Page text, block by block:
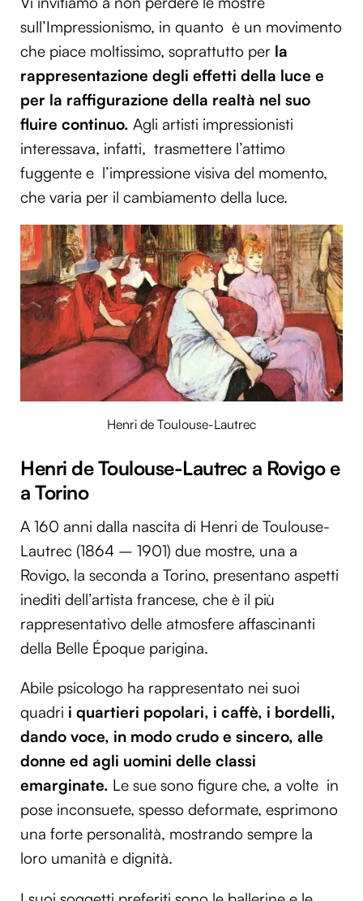
sull’Impressionismo, in quanto è un movimento
che piace moltissimo, soprattutto per la
rappresentazione degli effetti della luce e
per la raffigurazione della realtà nel suo
fluire continuo. Agli artisti impressionisti
interessava, infatti, trasmettere l’attimo
fuggente e l’impressione visiva del momento,
che varia per il cambiamento della luce.
Henri de Toulouse-Lautrec
Henri de Toulouse-Lautrec a Rovigo e
a Torino
A 160 anni dalla nascita di Henri de Toulouse-
Lautrec (1864 – 1901) due mostre, una a
Rovigo, la seconda a Torino, presentano aspetti
inediti dell’artista francese, che è il più
rappresentativo delle atmosfere affascinanti
della Belle Époque parigina.
Abile psicologo ha rappresentato nei suoi
quadri i quartieri popolari, i caffè, i bordelli,
dando voce, in modo crudo e sincero, alle
donne ed agli uomini delle classi
emarginate. Le sue sono figure che, a volte in
pose inconsuete, spesso deformate, esprimono
una forte personalità, mostrando sempre la
loro umanità e dignità.